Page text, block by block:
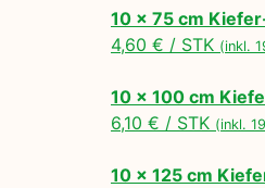
10 x 75 cm
4,60 € / STK (inkl.
10 x 100 cm
6,10 € / STK (inkl.
10 x 125 cm